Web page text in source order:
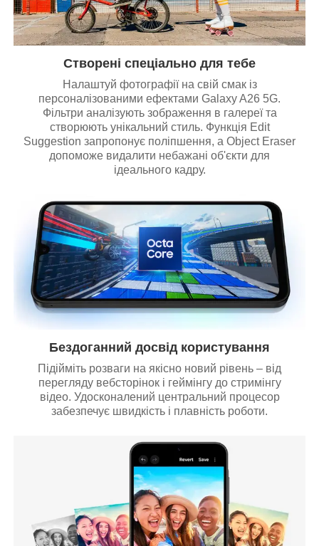
Створені спеціально для тебе
Налаштуй фотографії на свій смак із
персоналізованими ефектами Galaxy A26 5G.
Фільтри аналізують зображення в галереї та
створюють унікальний стиль. Функція Edit
Suggestion запропонує поліпшення, а Object Eraser
допоможе видалити небажані об'єкти для
ідеального кадру.
Бездоганний досвід користування
Підійміть розваги на якісно новий рівень – від
перегляду вебсторінок і геймінгу до стримінгу
відео. Удосконалений центральний процесор
забезпечує швидкість і плавність роботи.